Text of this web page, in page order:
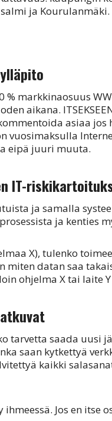
ja Kourulanmäki.
markkinaosuus
aikana.
asiaa jos
vuosimaksulla
eipä juuri muuta.
IT-
ja samalla
ja kenties
X), tulenko
miten datan saa
ohjelma X tai laite
tarvetta saada uusi
saan kytkettyä
kaikki
Jos en itse